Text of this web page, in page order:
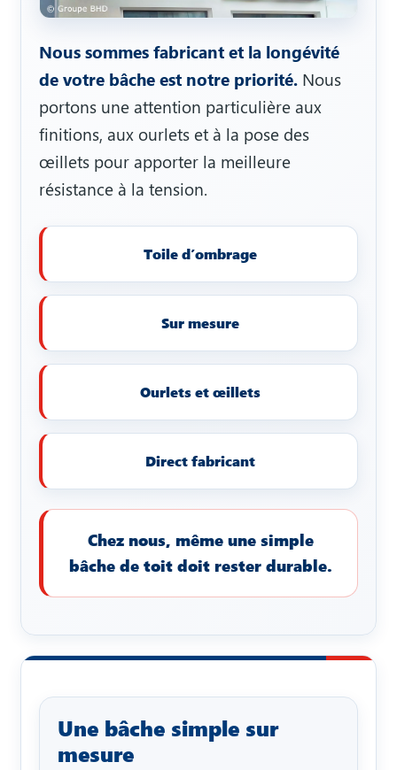
Nous sommes fabricant et la longévité
de votre bâche est notre priorité. Nous
portons une attention particulière aux
finitions, aux ourlets et à la pose des
œillets pour apporter la meilleure
résistance à la tension.
Toile d’ombrage
Sur mesure
Ourlets et œillets
Direct fabricant
Chez nous, même une simple
bâche de toit doit rester durable.
Une bâche simple sur
mesure